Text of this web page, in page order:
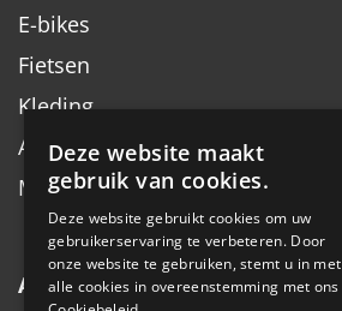
E-bikes
Fietsen
Kleding
Accessoires
Merken
Algemeen
Deze website maakt
gebruik van cookies.
Deze website gebruikt cookies om uw
gebruikerservaring te verbeteren. Door
onze website te gebruiken, stemt u in met
alle cookies in overeenstemming met ons